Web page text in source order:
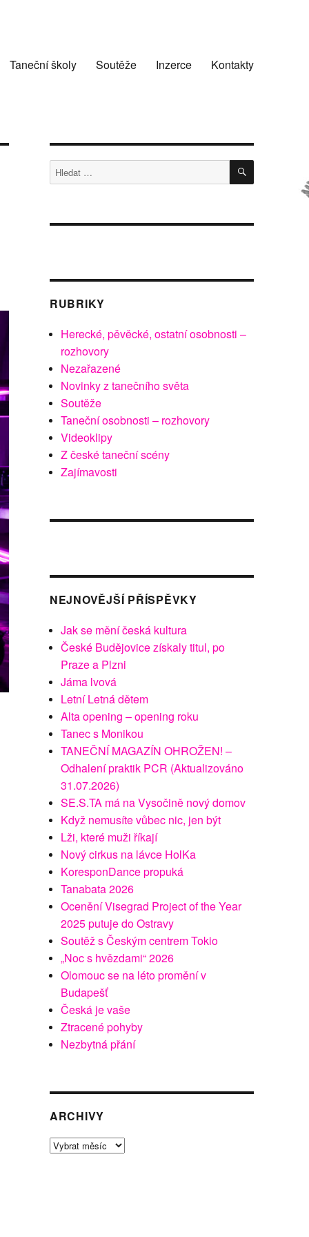
Taneční školy Soutěže Inzerce Kontakty
Hledat: HLEDÁNÍ
RUBRIKY
Herecké, pěvěcké, ostatní osobnosti –
rozhovory
Nezařazené
Novinky z tanečního světa
Soutěže
Taneční osobnosti – rozhovory
Videoklipy
Z české taneční scény
Zajímavosti
NEJNOVĚJŠÍ PŘÍSPĚVKY
Jak se mění česká kultura
České Budějovice získaly titul, po
Praze a Plzni
Jáma lvová
Letní Letná dětem
Alta opening – opening roku
Tanec s Monikou
TANEČNÍ MAGAZÍN OHROŽEN! –
Odhalení praktik PCR (Aktualizováno
31.07.2026)
SE.S.TA má na Vysočině nový domov
Když nemusíte vůbec nic, jen být
Lži, které muži říkají
Nový cirkus na lávce HolKa
KoresponDance propuká
Tanabata 2026
Ocenění Visegrad Project of the Year
2025 putuje do Ostravy
Soutěž s Českým centrem Tokio
„Noc s hvězdami“ 2026
Olomouc se na léto promění v
Budapešť
Česká je vaše
Ztracené pohyby
Nezbytná přání
ARCHIVY
Archivy